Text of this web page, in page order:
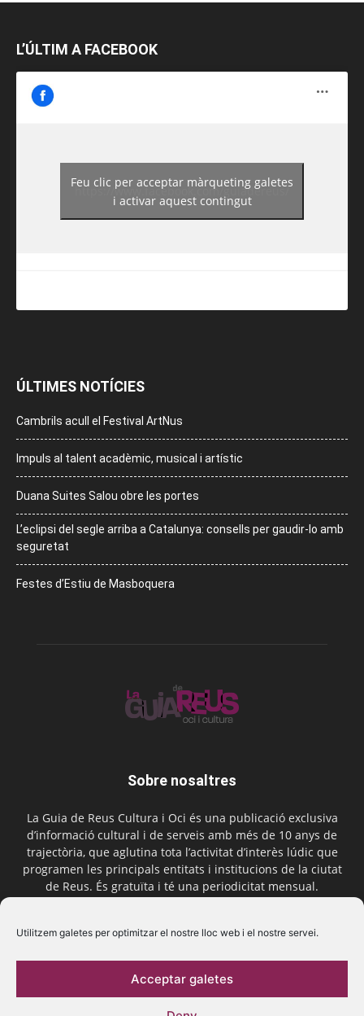
Utilitzem galetes per optimitzar el nostre lloc web i el nostre servei.
Acceptar galetes
L’ÚLTIM A FACEBOOK
https://www.facebook.com/guiadereus/
Feu clic per acceptar màrqueting galetes
i activar aquest contingut
ÚLTIMES NOTÍCIES
Cambrils acull el Festival ArtNus
Impuls al talent acadèmic, musical i artístic
Duana Suites Salou obre les portes
L’eclipsi del segle arriba a Catalunya: consells per gaudir-lo amb
seguretat
Festes d’Estiu de Masboquera
Sobre nosaltres
La Guia de Reus Cultura i Oci és una publicació exclusiva
d’informació cultural i de serveis amb més de 10 anys de
trajectòria, que aglutina tota l’activitat d’interès lúdic que
programen les principals entitats i institucions de la ciutat
de Reus. És gratuïta i té una periodicitat mensual.
Segueix-nos